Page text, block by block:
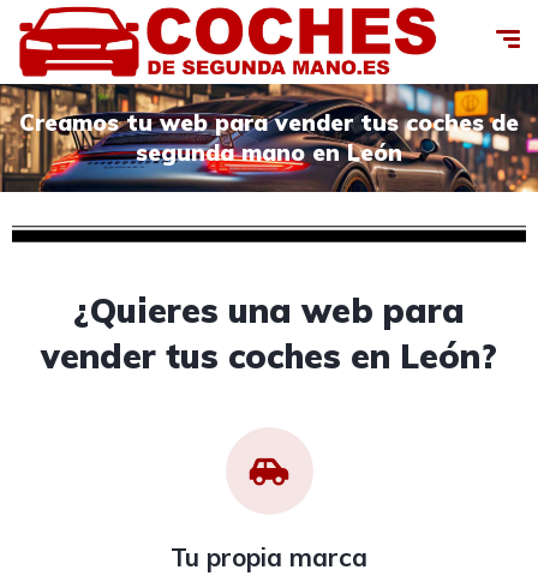
Creamos tu web para vender tus coches de
segunda mano en León
¿Quieres una web para
vender tus coches en León?
Tu propia marca